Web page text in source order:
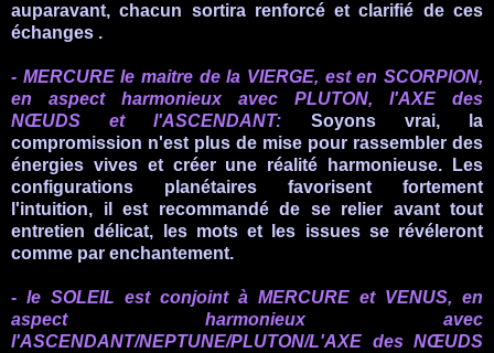
auparavant,chacun sortira renforcé et clarifié de ces
échanges .
- MERCURE le maitre de la VIERGE, est en SCORPION,
en aspect harmonieux avec PLUTON, l'AXE des
NŒUDS et l'ASCENDANT:
Soyons vrai, la
compromission n'est plus de mise pour rassembler des
énergies vives et créer une réalité harmonieuse. Les
configurations planétaires favorisent fortement
l'intuition, il est recommandé de se relier avant tout
entretien délicat, les mots et les issues se révéleront
comme par enchantement.
- le SOLEIL est conjoint à MERCURE et VENUS, en
aspect harmonieux avec
l'ASCENDANT/NEPTUNE/PLUTON/L'AXE des NŒUDS